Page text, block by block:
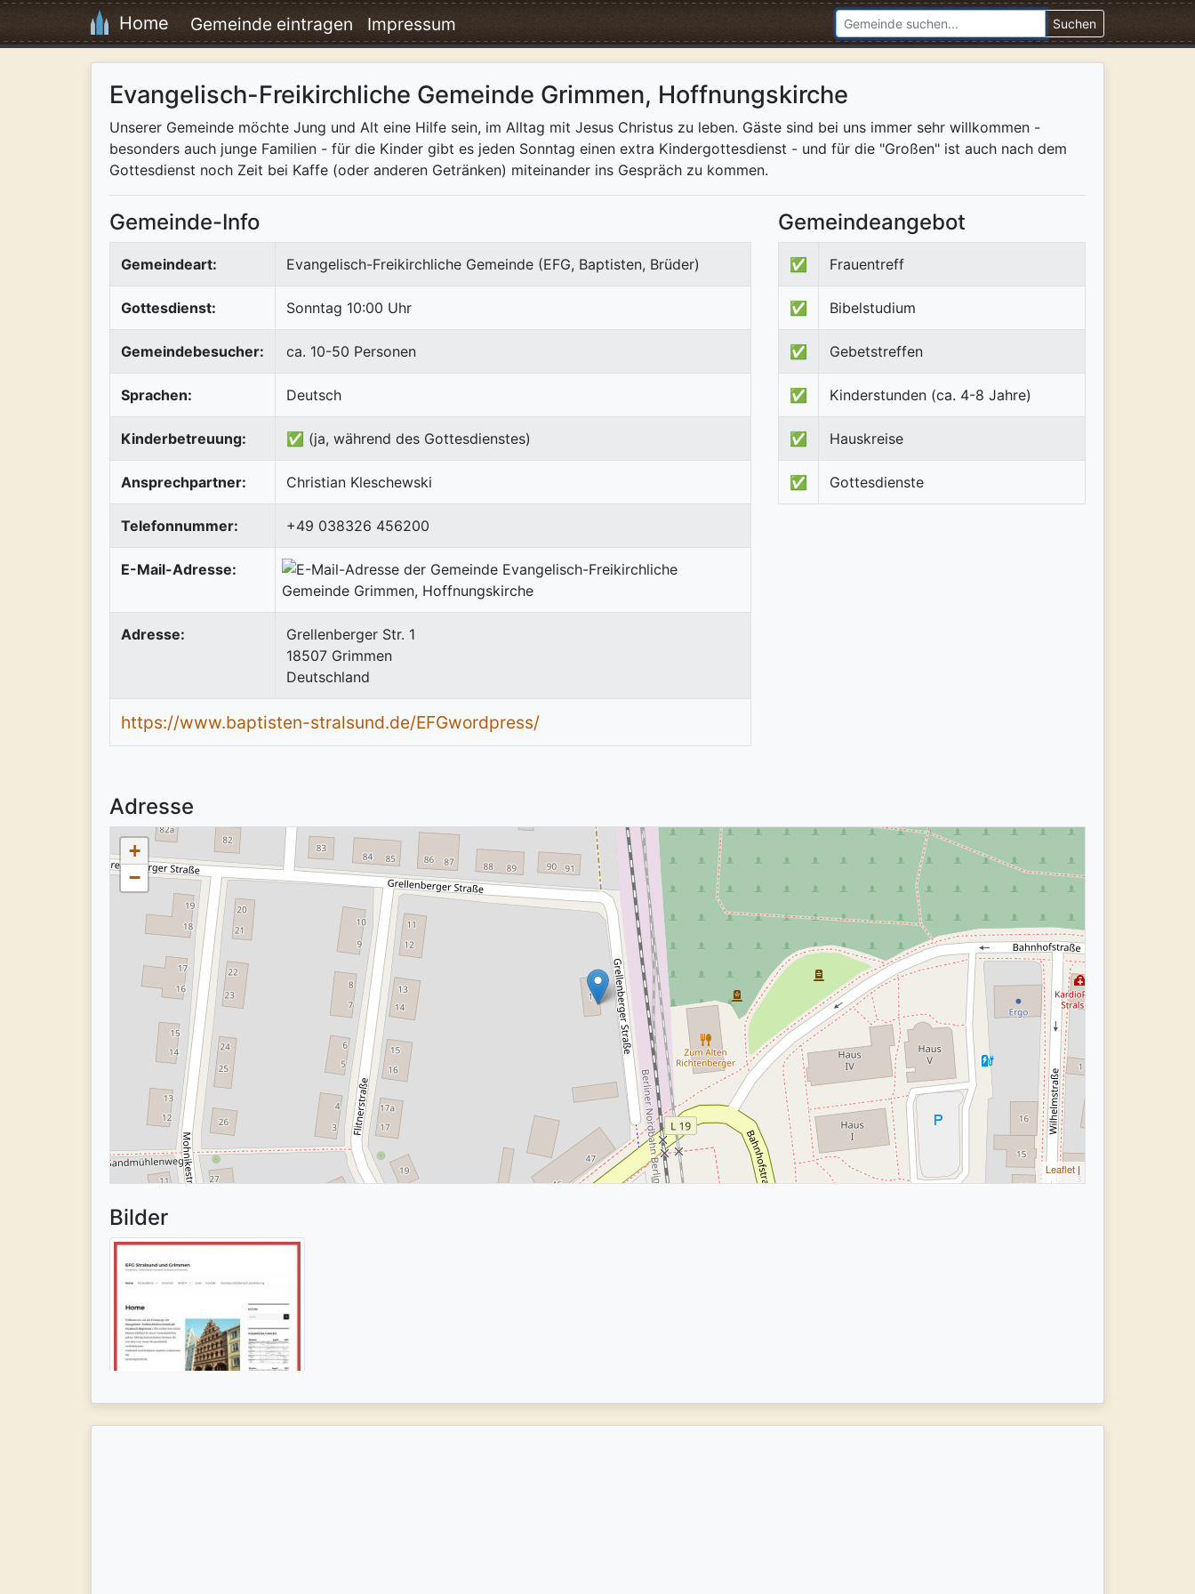
Home Gemeinde eintragen Impressum Suchen
Evangelisch-Freikirchliche Gemeinde Grimmen, Hoffnungskirche
Unserer Gemeinde möchte Jung und Alt eine Hilfe sein, im Alltag mit Jesus Christus zu leben. Gäste sind bei uns immer sehr willkommen -
besonders auch junge Familien - für die Kinder gibt es jeden Sonntag einen extra Kindergottesdienst - und für die "Großen" ist auch nach dem
Gottesdienst noch Zeit bei Kaffe (oder anderen Getränken) miteinander ins Gespräch zu kommen.
Gemeinde-Info
Gemeindeart: Evangelisch-Freikirchliche Gemeinde (EFG, Baptisten, Brüder)
Gottesdienst: Sonntag 10:00 Uhr
Gemeindebesucher: ca. 10-50 Personen
Sprachen: Deutsch
Kinderbetreuung: ✅ (ja, während des Gottesdienstes)
Ansprechpartner: Christian Kleschewski
Telefonnummer: +49 038326 456200
E-Mail-Adresse:
Adresse:
Grellenberger Str. 1
18507 Grimmen
Deutschland
https://www.baptisten-stralsund.de/EFGwordpress/
Gemeindeangebot
✅ Frauentreff
✅ Bibelstudium
✅ Gebetstreffen
✅ Kinderstunden (ca. 4-8 Jahre)
✅ Hauskreise
✅ Gottesdienste
Adresse
+
−
Leaflet |
Bilder